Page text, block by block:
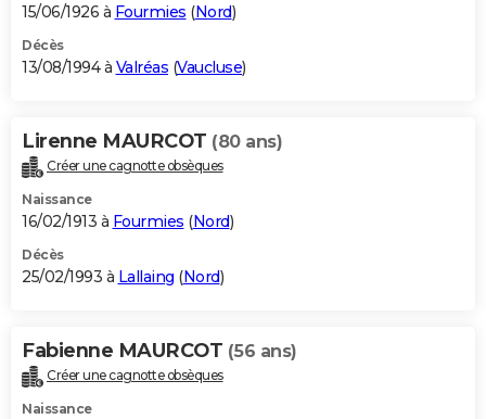
15/06/1926 à Fourmies (Nord)
Décès
13/08/1994 à Valréas (Vaucluse)
Lirenne MAURCOT (80 ans)
Créer une cagnotte obsèques
Naissance
16/02/1913 à Fourmies (Nord)
Décès
25/02/1993 à Lallaing (Nord)
Fabienne MAURCOT (56 ans)
Créer une cagnotte obsèques
Naissance